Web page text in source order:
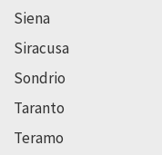
Siena
Siracusa
Sondrio
Taranto
Teramo